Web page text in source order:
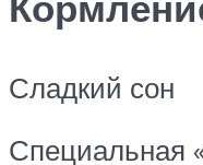
Сладкий сон
Специальная